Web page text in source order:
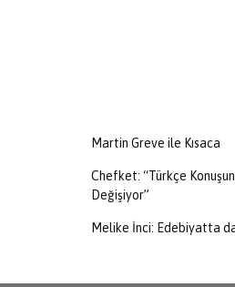
Martin Greve ile Kısaca
Chefket: “Türkçe
Değişiyor”
Melike İnci: Edebiyatta